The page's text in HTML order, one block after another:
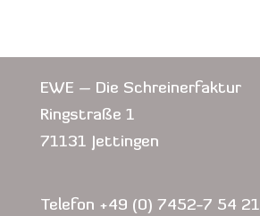
EWE – Die Schreinerfaktur
Ringstraße 1
71131 Jettingen
Telefon +49 (0) 7452-7 54 21